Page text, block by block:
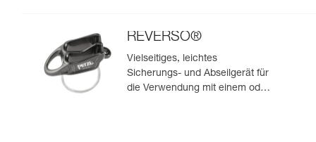
REVERSO®
Vielseitiges, leichtes
Sicherungs- und Abseilgerät für
die Verwendung mit einem oder